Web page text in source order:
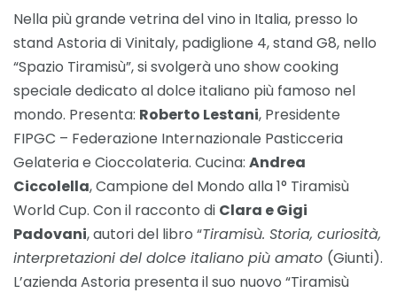
Nella più grande vetrina del vino in Italia, presso lo
stand Astoria di Vinitaly, padiglione 4, stand G8, nello
“Spazio Tiramisù”, si svolgerà uno show cooking
speciale dedicato al dolce italiano più famoso nel
mondo. Presenta: Roberto Lestani, Presidente
FIPGC – Federazione Internazionale Pasticceria
Gelateria e Cioccolateria. Cucina: Andrea
Ciccolella, Campione del Mondo alla 1° Tiramisù
World Cup. Con il racconto di Clara e Gigi
Padovani, autori del libro “Tiramisù. Storia, curiosità,
interpretazioni del dolce italiano più amato (Giunti).
L’azienda Astoria presenta il suo nuovo “Tiramisù